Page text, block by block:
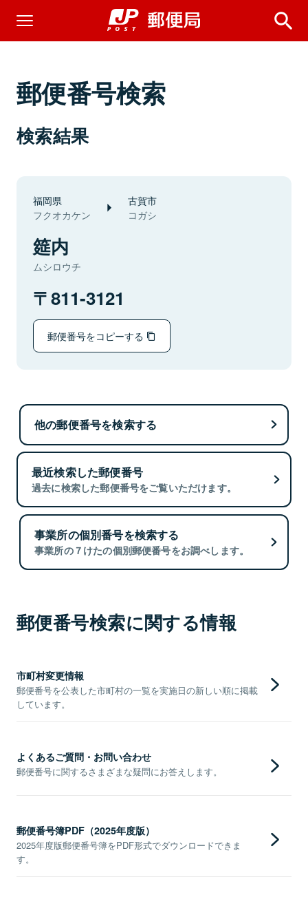
郵便番号検索
検索結果
福岡県
フクオカケン
古賀市
コガシ
筵内
ムシロウチ
811-3121
郵便番号をコピーする
他の郵便番号を検索する
最近検索した郵便番号
過去に検索した郵便番号をご覧いただけます。
事業所の個別番号を検索する
事業所の７けたの個別郵便番号をお調べします。
郵便番号検索に関する情報
市町村変更情報
郵便番号を公表した市町村の一覧を実施日の新しい順に掲載
しています。
よくあるご質問・お問い合わせ
郵便番号に関するさまざまな疑問にお答えします。
郵便番号簿PDF（2025年度版）
2025年度版郵便番号簿をPDF形式でダウンロードできま
す。